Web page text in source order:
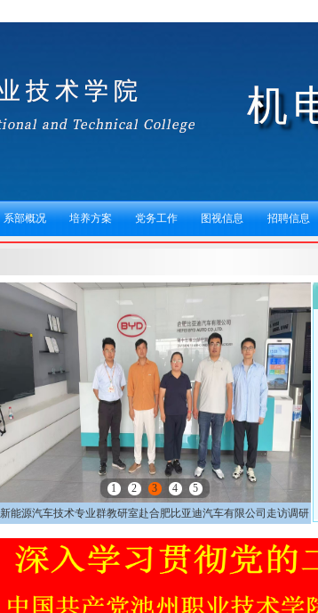
系部概况 培养方案 党务工作 图视信息 招聘信息
1 2 3 4
5
新能源汽车技术专业群教研室赴合肥比亚迪汽车有限公司走访调研